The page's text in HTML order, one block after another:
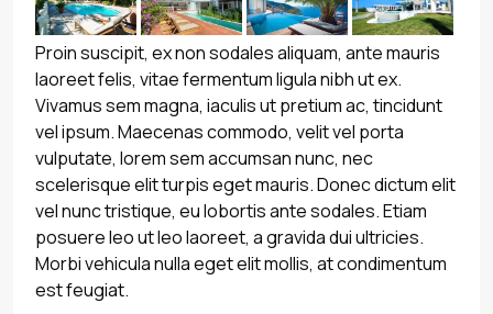
Proin suscipit, ex non sodales aliquam, ante mauris
laoreet felis, vitae fermentum ligula nibh ut ex.
Vivamus sem magna, iaculis ut pretium ac, tincidunt
vel ipsum. Maecenas commodo, velit vel porta
vulputate, lorem sem accumsan nunc, nec
scelerisque elit turpis eget mauris. Donec dictum elit
vel nunc tristique, eu lobortis ante sodales. Etiam
posuere leo ut leo laoreet, a gravida dui ultricies.
Morbi vehicula nulla eget elit mollis, at condimentum
est feugiat.